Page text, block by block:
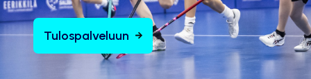
Tulospalveluun